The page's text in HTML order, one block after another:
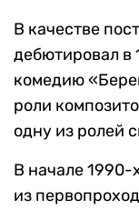
В качестве
дебютировал в
комедию
роли
одну из ролей
В начале 1990-
из